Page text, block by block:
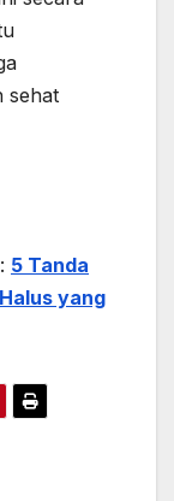
sehat
5 Tanda
yang